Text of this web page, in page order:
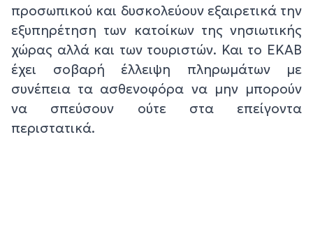
προσωπικού και δυσκολεύουν εξαιρετικά την
εξυπηρέτηση των κατοίκων της νησιωτικής
χώρας αλλά και των τουριστών. Και το ΕΚΑΒ
έχει σοβαρή έλλειψη πληρωμάτων με
συνέπεια τα ασθενοφόρα να μην μπορούν
να σπεύσουν ούτε στα επείγοντα
περιστατικά.